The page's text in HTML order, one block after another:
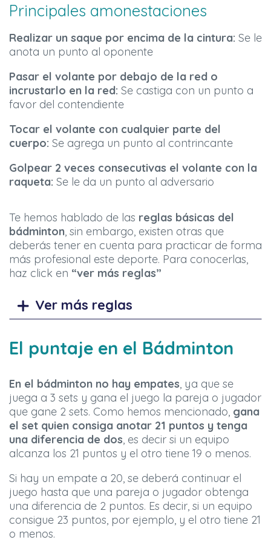
Principales amonestaciones
Realizar un saque por encima de la cintura: Se le
anota un punto al oponente
Pasar el volante por debajo de la red o
incrustarlo en la red: Se castiga con un punto a
favor del contendiente
Tocar el volante con cualquier parte del
cuerpo: Se agrega un punto al contrincante
Golpear 2 veces consecutivas el volante con la
raqueta: Se le da un punto al adversario
Te hemos hablado de las reglas básicas del
bádminton, sin embargo, existen otras que
deberás tener en cuenta para practicar de forma
más profesional este deporte. Para conocerlas,
haz click en “ver más reglas”
Ver más reglas
El puntaje en el Bádminton
En el bádminton no hay empates, ya que se
juega a 3 sets y gana el juego la pareja o jugador
que gane 2 sets. Como hemos mencionado, gana
el set quien consiga anotar 21 puntos y tenga
una diferencia de dos, es decir si un equipo
alcanza los 21 puntos y el otro tiene 19 o menos.
Si hay un empate a 20, se deberá continuar el
juego hasta que una pareja o jugador obtenga
una diferencia de 2 puntos. Es decir, si un equipo
consigue 23 puntos, por ejemplo, y el otro tiene 21
o menos.